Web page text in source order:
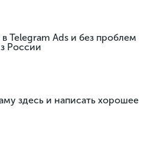
в Telegram Ads и без проблем
России
здесь и написать хорошее